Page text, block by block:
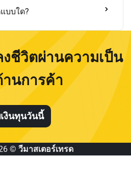
บบใด?
ชีวิตผ่านความเป็น
านการค้า
งินทุนวันนี้
© วีมาสเตอร์เทรด